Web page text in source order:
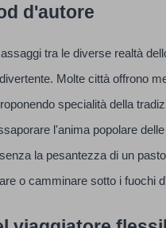
d'autore
tra le diverse realtà
Molte città offrono
specialità della
l'anima popolare
la pesantezza di un
o camminare sotto i fuochi